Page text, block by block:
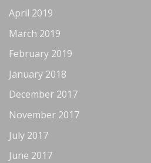
April 2019
March 2019
February 2019
January 2018
December 2017
November 2017
July 2017
June 2017